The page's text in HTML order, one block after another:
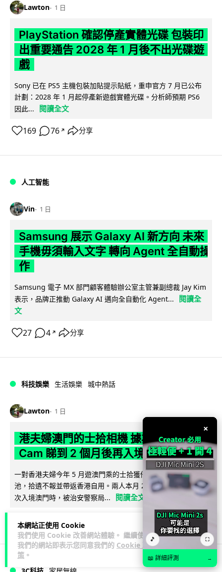
本網站正使用 Cookie
我們使用 Cookie 改善網站體驗。 繼續使用
我們的網站即表示您同意我們的 Cookie 政
策 。
Lawton 1 日
PlayStation 確認停產實體光碟 包裝印
出重要通告 2028 年 1 月後不出光碟遊
戲
Sony 已在 PS5 主機包裝加貼提示貼紙，重申官方 7 月已公布
計劃：2028 年 1 月起停產新遊戲實體光碟。分析師預期 PS6
因此...
閱讀全文
169 76 ↗ 分享
人工智能
Vin 1 日
Samsung 展示 Galaxy AI 新方向 未來
手機毋須輸入文字 轉向 Agent 全自動操
作
Samsung 電子 MX 部門顧客體驗辦公室主管兼副總裁 Jay Kim
表示，品牌正推動 Galaxy AI 邁向全自動化 Agent...
閱讀全
文
27 4 ↗ 分享
科技娛樂 生活娛樂 城中熱話
Lawton 1 日
港夫婦澳門的士拾相機 據為己有被的士
Cam 睇到 2 個月後再入境被捕
一對香港夫婦今年 5 月遊澳門乘的士拾獲他人遺留相機及電
池，拾遺不報並帶返香港自用。兩人本月 2 日經港珠澳大橋再
次入境澳門時，被治安警察局...
閱讀全文
532 75
×
🎵 ⛶
📖 詳細評測 →